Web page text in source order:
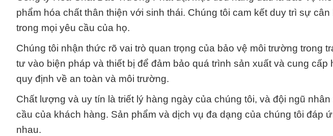
phẩm hóa chất thân thiện với sinh thái. Chúng tôi cam kết duy trì sự
trong mọi yêu cầu của họ.
Chúng tôi nhận thức rõ vai trò quan trọng của bảo vệ môi trường trong
tư vào biện pháp và thiết bị để đảm bảo quá trình sản xuất và cung cấp
quy định về an toàn và môi trường.
Chất lượng và uy tín là triết lý hàng ngày của chúng tôi, và đội ngũ
cầu của khách hàng. Sản phẩm và dịch vụ đa dạng của chúng tôi đáp
nhau.